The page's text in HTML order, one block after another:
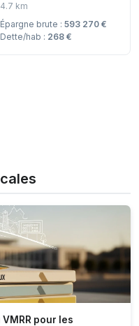
4.7 km
Épargne brute : 593 270 €
Dette/hab : 268 €
pour les